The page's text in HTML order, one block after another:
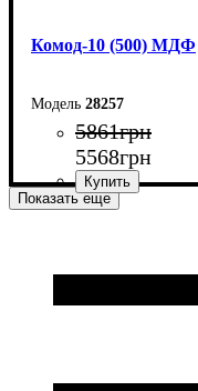
Комод-10 (500) МДФ
28257
5861грн
5568грн
Глубина: 45 см
Показать еще